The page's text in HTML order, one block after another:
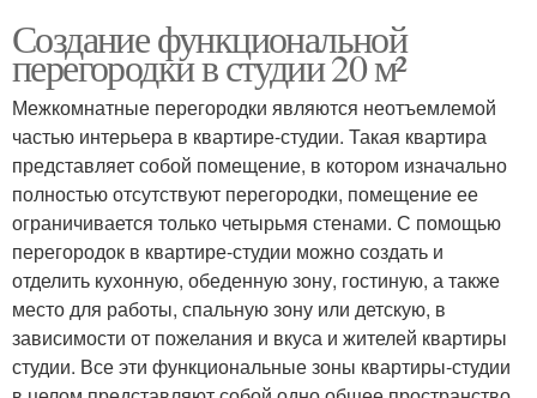
Создание функциональной
перегородки в студии 20 м²
Межкомнатные перегородки являются неотъемлемой
частью интерьера в квартире-студии. Такая квартира
представляет собой помещение, в котором изначально
полностью отсутствуют перегородки, помещение ее
ограничивается только четырьмя стенами. С помощью
перегородок в квартире-студии можно создать и
отделить кухонную, обеденную зону, гостиную, а также
место для работы, спальную зону или детскую, в
зависимости от пожелания и вкуса и жителей квартиры
студии. Все эти функциональные зоны квартиры-студии